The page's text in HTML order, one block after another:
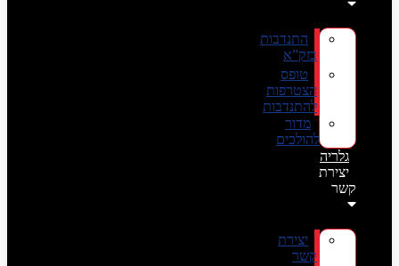
התנדבות
בזק”א
טופס
הצטרפות
להתנדבות
מדור
להולכים
גלריה
יצירת
קשר
יצירת
קשר